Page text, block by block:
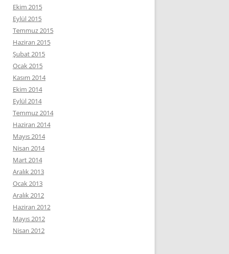
Ekim 2015
Eylül 2015
Temmuz 2015
Haziran 2015
Şubat 2015
Ocak 2015
Kasım 2014
Ekim 2014
Eylül 2014
Temmuz 2014
Haziran 2014
Mayıs 2014
Nisan 2014
Mart 2014
Aralık 2013
Ocak 2013
Aralık 2012
Haziran 2012
Mayıs 2012
Nisan 2012